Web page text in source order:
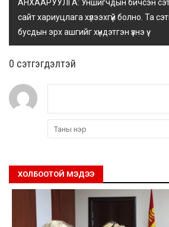
АНХААРУУЛГА: Уншигчдын бичсэн
сайт хариуцлага хүлээхгүй болно. Та
бусдын эрх ашгийг хүндэтгэн үзнэ үү.
0 cэтгэгдэлтэй
ХОЛБООТОЙ МЭДЭЭ